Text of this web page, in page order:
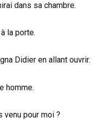
dans sa chambre.
la porte.
Didier en allant ouvrir.
homme.
venu pour moi ?